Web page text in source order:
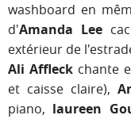
washboard en
d'Amanda Lee
extérieur de
Ali Affleck chante
et caisse claire),
piano, laureen